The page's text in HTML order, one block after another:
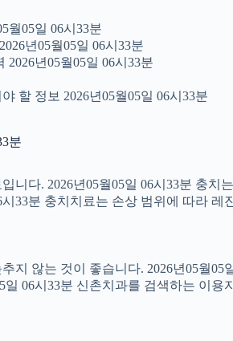
월05일 06시33분
년05월05일 06시33분
년05월05일 06시33분
할 정보 2026년05월05일 06시33분
분
니다. 2026년05월05일 06시33분 충
33분 충치치료는 손상 범위에 따라
지 않는 것이 좋습니다. 2026년05월
06시33분 신촌치과를 검색하는 이